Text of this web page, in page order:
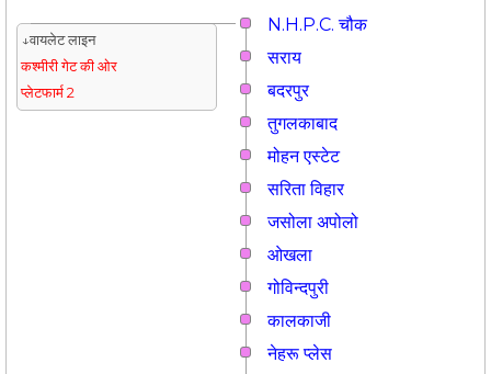
N.H.P.C. चौक
↓वायलेट लाइन
कश्मीरी गेट की ओर
प्लेटफार्म 2
सराय
बदरपुर
तुगलकाबाद
मोहन एस्टेट
सरिता विहार
जसोला अपोलो
ओखला
गोविन्दपुरी
कालकाजी
नेहरू प्लेस